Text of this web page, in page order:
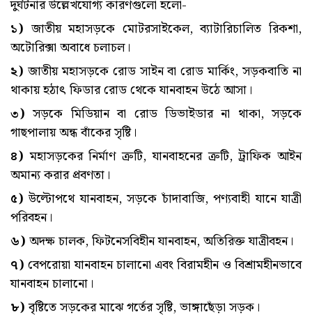
দুর্ঘটনার উল্লেখযোগ্য কারণগুলো হলো-
১) জাতীয় মহাসড়কে মোটরসাইকেল, ব্যাটারিচালিত রিকশা,
অটোরিক্সা অবাধে চলাচল।
২) জাতীয় মহাসড়কে রোড সাইন বা রোড মার্কিং, সড়কবাতি না
থাকায় হঠাৎ ফিডার রোড থেকে যানবাহন উঠে আসা।
৩) সড়কে মিডিয়ান বা রোড ডিভাইডার না থাকা, সড়কে
গাছপালায় অন্ধ বাঁকের সৃষ্টি।
৪) মহাসড়কের নির্মাণ ত্রুটি, যানবাহনের ত্রুটি, ট্রাফিক আইন
অমান্য করার প্রবণতা।
৫) উল্টোপথে যানবাহন, সড়কে চাঁদাবাজি, পণ্যবাহী যানে যাত্রী
পরিবহন।
৬) অদক্ষ চালক, ফিটনেসবিহীন যানবাহন, অতিরিক্ত যাত্রীবহন।
৭) বেপরোয়া যানবাহন চালানো এবং বিরামহীন ও বিশ্রামহীনভাবে
যানবাহন চালানো।
৮)বৃষ্টিতে সড়কের মাঝে গর্তের সৃষ্টি, ভাঙ্গাছেঁড়া সড়ক।